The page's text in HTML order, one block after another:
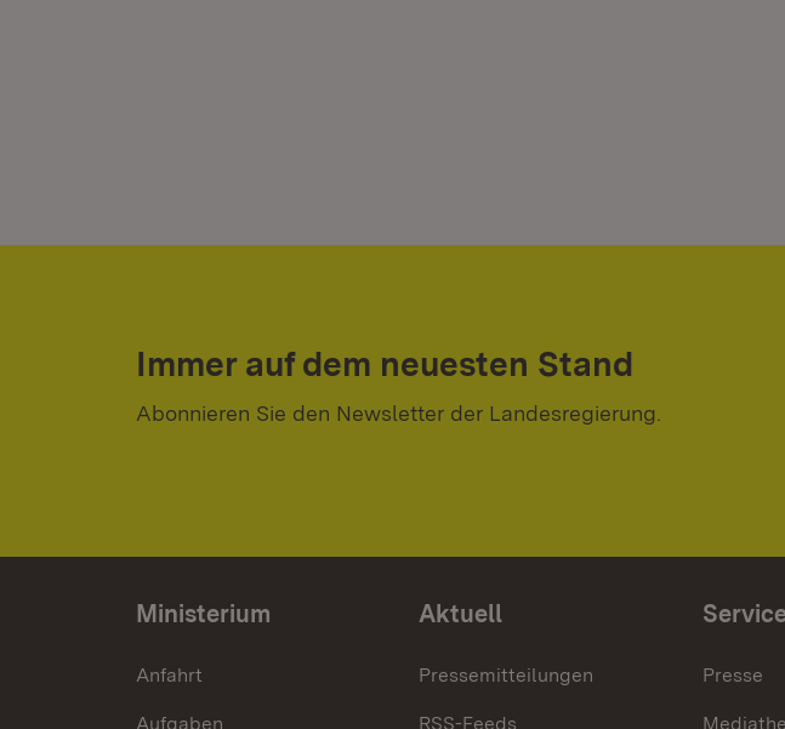
Immer auf dem neuesten Stand
Abonnieren Sie den Newsletter der Landesregierung.
Ministerium
Anfahrt
Aufgaben
Aktuell
Pressemitteilungen
RSS-Feeds
Presse